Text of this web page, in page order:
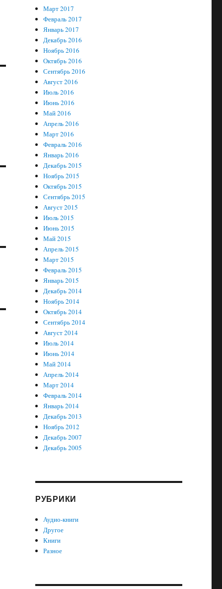
Март 2017
Февраль 2017
Январь 2017
Декабрь 2016
Ноябрь 2016
Октябрь 2016
Сентябрь 2016
Август 2016
Июль 2016
Июнь 2016
Май 2016
Апрель 2016
Март 2016
Февраль 2016
Январь 2016
Декабрь 2015
Ноябрь 2015
Октябрь 2015
Сентябрь 2015
Август 2015
Июль 2015
Июнь 2015
Май 2015
Апрель 2015
Март 2015
Февраль 2015
Январь 2015
Декабрь 2014
Ноябрь 2014
Октябрь 2014
Сентябрь 2014
Август 2014
Июль 2014
Июнь 2014
Май 2014
Апрель 2014
Март 2014
Февраль 2014
Январь 2014
Декабрь 2013
Ноябрь 2012
Декабрь 2007
Декабрь 2005
РУБРИКИ
Аудио-книги
Другое
Книги
Разное